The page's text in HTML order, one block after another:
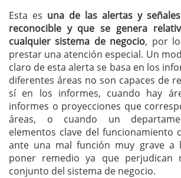
Esta es una de las alertas y
reconocible y que se genera
cualquier sistema de negocio, por
prestar una atención especial. Un
claro de esta alerta se basa en los
diferentes áreas no son capaces de
sí en los informes, cuando hay
informes o proyecciones que
áreas, o cuando un
elementos clave del funcionamiento
ante una mal función muy grave a
poner remedio ya que perjudican
conjunto del sistema de negocio.